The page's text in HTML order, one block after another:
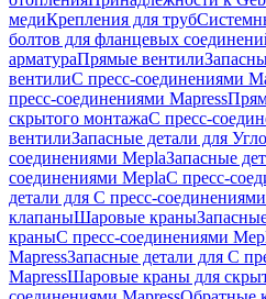
медиКрепления для труб
болтов для фланцевых
арматураПрямые вентили
вентилиС пресс-соединениями
пресс-соединениями Mapress
скрытого монтажаС пресс-
вентилиЗапасные детали для
соединениями MeplaЗапасные
соединениями MeplaС пресс-
детали для С пресс-
клапаныШаровые краны
краныС пресс-соединениями
MapressЗапасные детали для С
MapressШаровые краны для